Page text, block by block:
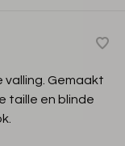
valling. Gemaakt
taille en blinde